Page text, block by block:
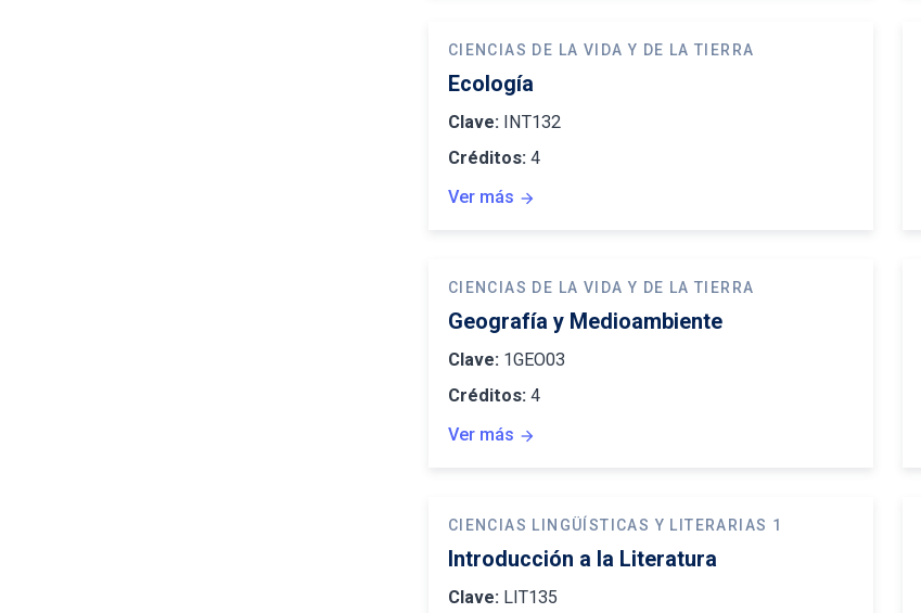
CIENCIAS DE LA VIDA Y DE LA TIERRA
Ecología
Clave:INT132
Créditos:4
Ver más arrow_forward
CIENCIAS DE LA VIDA Y DE LA TIERRA
Geografía y Medioambiente
Clave:1GEO03
Créditos:4
Ver más arrow_forward
CIENCIAS LINGÜÍSTICAS Y LITERARIAS 1
Introducción a la Literatura
Clave:LIT135